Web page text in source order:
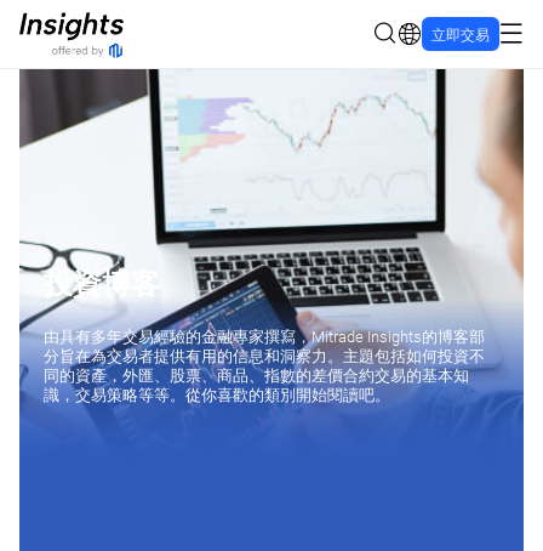
立即交易
投資博客
由具有多年交易經驗的金融專家撰寫，Mitrade Insights的博客部
分旨在為交易者提供有用的信息和洞察力。主題包括如何投資不
同的資產，外匯、股票、商品、指數的差價合約交易的基本知
識，交易策略等等。從你喜歡的類別開始閱讀吧。